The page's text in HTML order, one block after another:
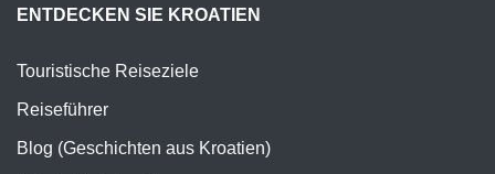
ENTDECKEN SIE KROATIEN
Touristische Reiseziele
Reiseführer
Blog (Geschichten aus Kroatien)